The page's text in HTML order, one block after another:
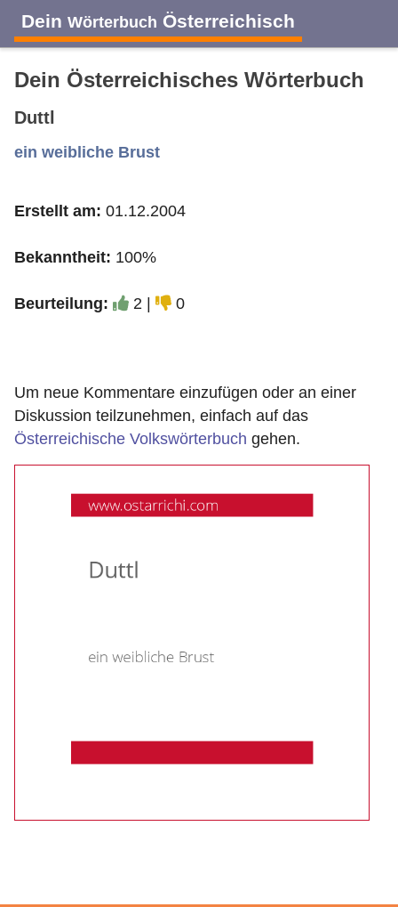
Dein Wörterbuch Österreichisch
A B C D
J K L M
Dein Österreichisches Wörterbuch
Duttl
ein weibliche Brust
Erstellt am: 01.12.2004
Bekanntheit: 100%
Beurteilung: 2 | 0
Um neue Kommentare einzufügen oder an einer
Diskussion teilzunehmen, einfach auf das
Österreichische Volkswörterbuch gehen.